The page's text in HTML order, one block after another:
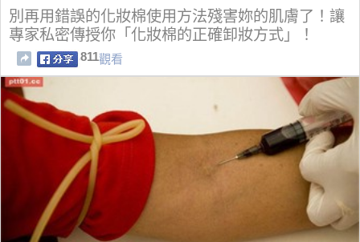
別再用錯誤的化妝棉使用方法殘害妳的肌膚了！讓
專家私密傳授你「化妝棉的正確卸妝方式」！
811觀看